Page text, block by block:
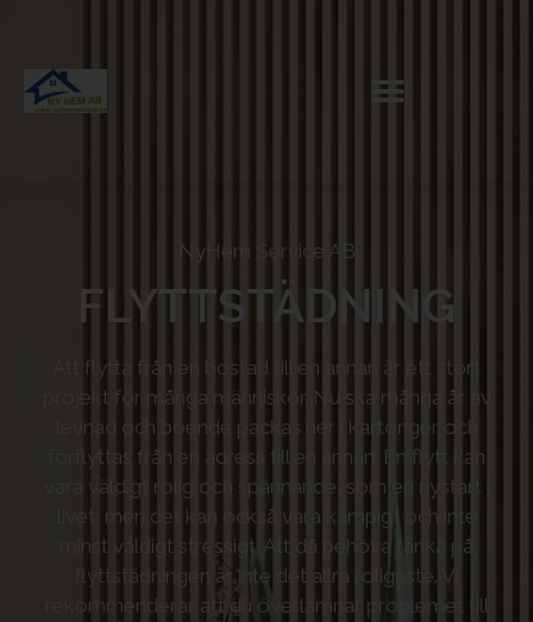
NyHem Service AB
FLYTTSTÄDNING
Att flytta från en bostad till en annan är ett stort
projekt för många människor. Nu ska många år av
levnad och boende packas ner i kartonger och
förflyttas från en adress till en annan. En flytt kan
vara väldigt rolig och spännande, som en nystart i
livet, men det kan också vara kämpigt och inte
minst väldigt stressigt. Att då behöva tänka på
flyttstädningen är inte det allra roligaste. Vi
rekommenderar att du överlämnar problemet till